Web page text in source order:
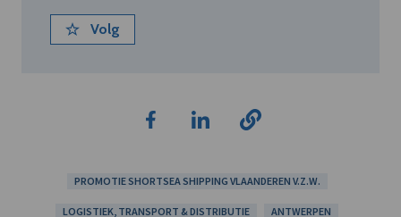
Volg
PROMOTIE SHORTSEA SHIPPING VLAANDEREN V.Z.W.
LOGISTIEK, TRANSPORT & DISTRIBUTIE ANTWERPEN